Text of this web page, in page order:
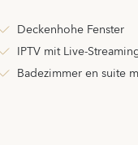
Deckenhohe Fenster
IPTV mit Live-
Badezimmer en suite